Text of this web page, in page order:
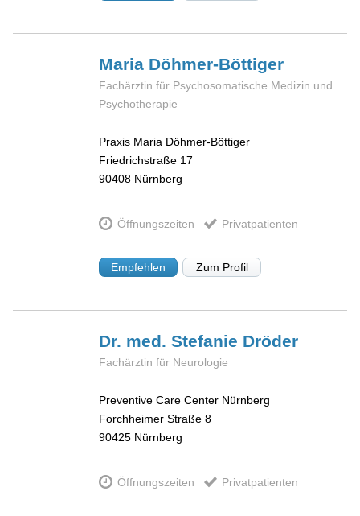
Maria Döhmer-Böttiger
Fachärztin für Psychosomatische Medizin und
Psychotherapie
Praxis Maria Döhmer-Böttiger
Friedrichstraße 17
90408 Nürnberg
Öffnungszeiten Privatpatienten
Empfehlen Zum Profil
Dr. med. Stefanie Dröder
Fachärztin für Neurologie
Preventive Care Center Nürnberg
Forchheimer Straße 8
90425 Nürnberg
Öffnungszeiten Privatpatienten